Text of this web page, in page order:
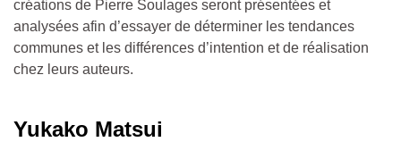
créations de Pierre Soulages seront présentées et
analysées afin d’essayer de déterminer les tendances
communes et les différences d’intention et de réalisation
chez leurs auteurs.
Yukako Matsui